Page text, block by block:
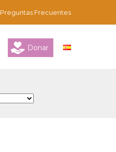
Preguntas Frecuentes
Donar